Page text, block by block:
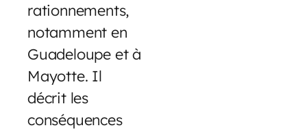
rationnements,
notamment en
Guadeloupe et à
Mayotte. Il
décrit les
conséquences